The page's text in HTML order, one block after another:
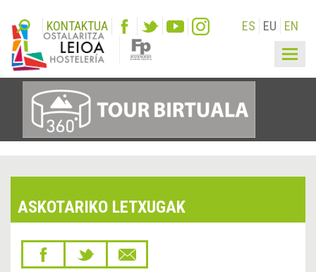
KONTAKTUA ES EU EN
ASKOTARIKO LETXUGAK